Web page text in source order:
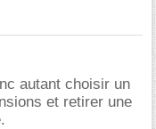
autant choisir un
et retirer une